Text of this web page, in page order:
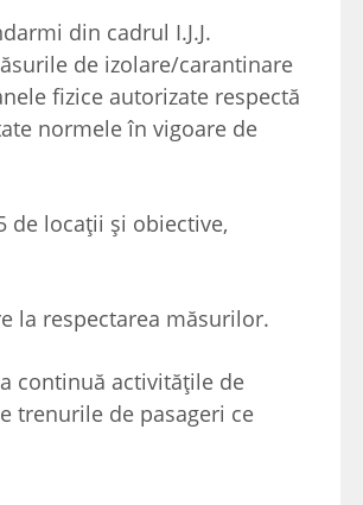
din cadrul I.J.J.
de izolare/carantinare
fizice autorizate respectă
normele în vigoare de
de locații și obiective,
la respectarea măsurilor.
continuă activitățile de
trenurile de pasageri ce